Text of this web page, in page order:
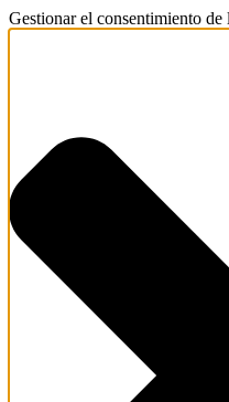
Gestionar el consentimiento de